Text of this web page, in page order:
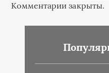
Комментарии закрыты.